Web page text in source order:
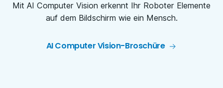
Mit AI Computer Vision erkennt Ihr Roboter Elemente
auf dem Bildschirm wie ein Mensch.
AI Computer Vision-Broschüre